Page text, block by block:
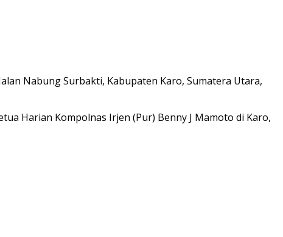
Nabung Surbakti, Kabupaten Karo, Sumatera Utara,
Harian Kompolnas Irjen (Pur) Benny J Mamoto di Karo,